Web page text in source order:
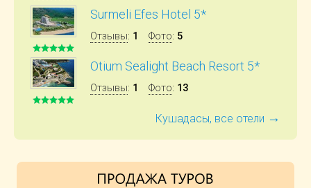
Surmeli Efes Hotel 5*
Отзывы: 1 Фото: 5
Otium Sealight Beach Resort 5*
Отзывы: 1 Фото: 13
Кушадасы, все отели →